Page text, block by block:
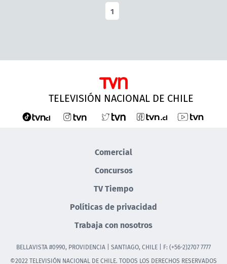
1
TELEVISIÓN NACIONAL DE CHILE
Comercial
Concursos
TV Tiempo
Políticas de privacidad
Trabaja con nosotros
BELLAVISTA #0990, PROVIDENCIA | SANTIAGO, CHILE | F: (+56-2)2707 7777
©2022 TELEVISIÓN NACIONAL DE CHILE. TODOS LOS DERECHOS RESERVADOS